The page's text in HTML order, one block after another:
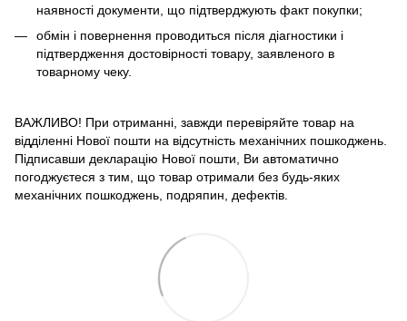
наявності документи, що підтверджують факт покупки;
обмін і повернення проводиться після діагностики і
підтвердження достовірності товару, заявленого в
товарному чеку.
ВАЖЛИВО! При отриманні, завжди перевіряйте товар на
відділенні Нової пошти на відсутність механічних пошкоджень.
Підписавши декларацію Нової пошти, Ви автоматично
погоджуєтеся з тим, що товар отримали без будь-яких
механічних пошкоджень, подряпин, дефектів.